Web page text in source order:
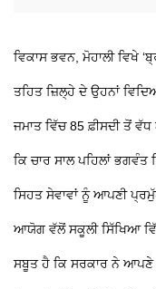
ਵਿਕਾਸ ਭਵਨ, ਮੋਹਾਲੀ ਵਿਖੇ
ਤਹਿਤ ਜ਼ਿਲ੍ਹੇ ਦੇ ਉਹਨਾਂ
ਜਮਾਤ ਵਿੱਚ 85 ਫ਼ੀਸਦੀ ਤੋਂ
ਕਿ ਚਾਰ ਸਾਲ ਪਹਿਲਾਂ
ਸਿਹਤ ਸੇਵਾਵਾਂ ਨੂੰ ਆਪਣੀ
ਆਯੋਗ ਵੱਲੋਂ ਸਕੂਲੀ ਸਿੱਖਿਆ
ਸਬੂਤ ਹੈ ਕਿ ਸਰਕਾਰ ਨੇ ਆਪਣੇ